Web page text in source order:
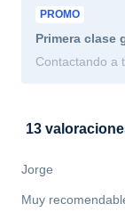
PROMO
Primera clase
Contactando a
13
Jorge
Muy